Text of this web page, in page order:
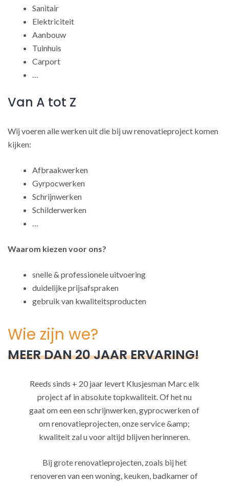
Sanitair
Elektriciteit
Aanbouw
Tuinhuis
Carport
…
Van A tot Z
Wij voeren alle werken uit die bij uw renovatieproject komen
kijken:
Afbraakwerken
Gyrpocwerken
Schrijnwerken
Schilderwerken
…
Waarom kiezen voor ons?
snelle & professionele uitvoering
duidelijke prijsafspraken
gebruik van kwaliteitsproducten
Wie zijn we?
MEER DAN 20 JAAR ERVARING!
Reeds sinds + 20 jaar levert Klusjesman Marc elk
project af in absolute topkwaliteit. Of het nu
gaat om een een schrijnwerken, gyprocwerken of
om renovatieprojecten, onze service &amp;
kwaliteit zal u voor altijd blijven herinneren.
Bij grote renovatieprojecten, zoals bij het
renoveren van een woning, keuken, badkamer of